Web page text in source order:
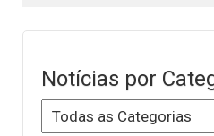
Notícias por